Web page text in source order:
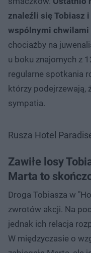
znaleźli się Tobiasz
wspólnymi chwilami
chociażby na
u boku znajomych z
regularne spotkania
którzy podejrzewają,
sympatia.
Rusza Hotel
Zawiłe losy
Marta to
Droga Tobiasza w
zwrotów akcji. Na
jednak ich relacja
W międzyczasie o